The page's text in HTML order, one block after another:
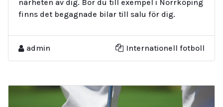
närheten av dig. Bor du till exempel i Norrköping
finns det begagnade bilar till salu för dig.
admin Internationell fotboll